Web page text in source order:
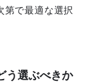
第で最適な選択
う選ぶべきか